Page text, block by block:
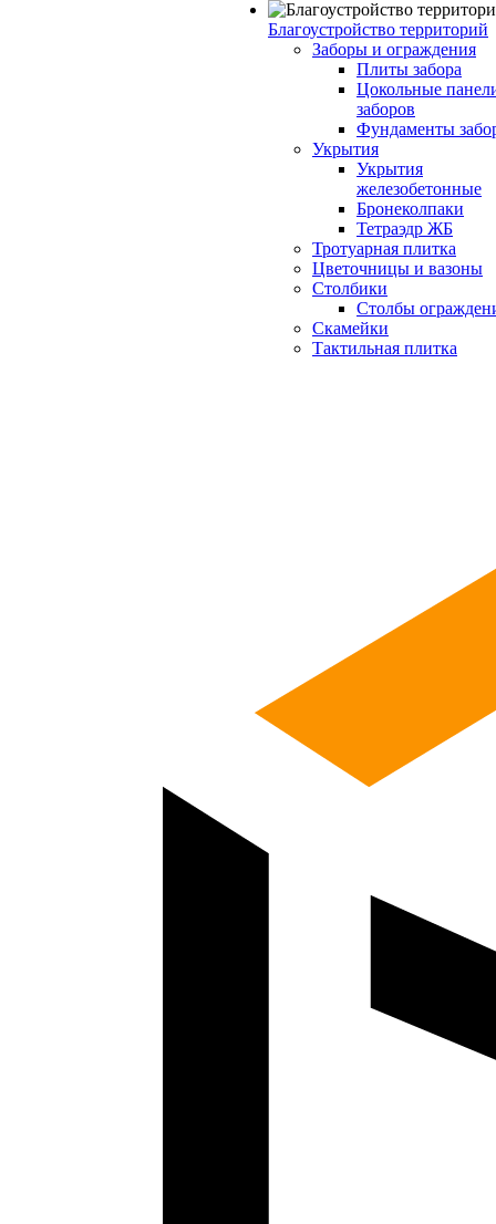
Благоустройство территорий
Заборы и ограждения
Плиты забора
Цокольные
заборов
Фундаменты
Укрытия
Укрытия
железобетонные
Бронеколпаки
Тетраэдр ЖБ
Тротуарная плитка
Цветочницы и вазоны
Столбики
Столбы
Скамейки
Тактильная плитка